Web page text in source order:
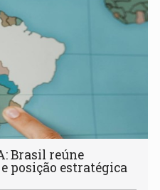
Brasil reúne
posição estratégica